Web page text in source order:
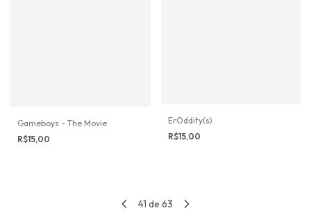
Gameboys - The Movie
R$15,00
ErOddity(s)
R$15,00
41 de 63